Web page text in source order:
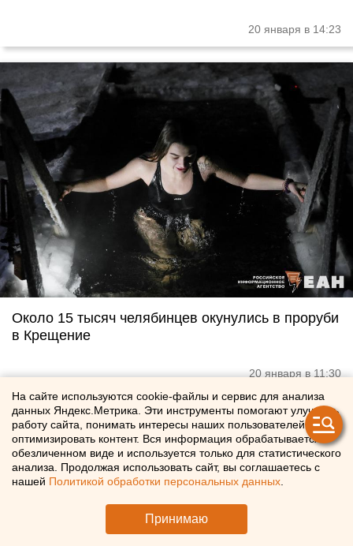
20 января в 14:23
Около 15 тысяч челябинцев окунулись в проруби
в Крещение
20 января в 11:30
На сайте используются cookie-файлы и сервис для анализа
данных Яндекс.Метрика. Эти инструменты помогают улучшать
работу сайта, понимать интересы наших пользователей и
оптимизировать контент. Вся информация обрабатывается в
обезличенном виде и используется только для статистического
анализа. Продолжая использовать сайт, вы соглашаетесь с
нашей Политикой обработки персональных данных
Принимаю